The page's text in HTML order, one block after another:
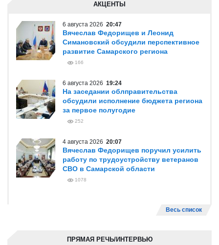
АКЦЕНТЫ
6 августа 2026 20:47
Вячеслав Федорищев и Леонид
Симановский обсудили перспективное
развитие Самарского региона
166
6 августа 2026 19:24
На заседании облправительства
обсудили исполнение бюджета региона
за первое полугодие
252
4 августа 2026 20:07
Вячеслав Федорищев поручил усилить
работу по трудоустройству ветеранов
СВО в Самарской области
1078
Весь список
ПРЯМАЯ РЕЧЬ/ИНТЕРВЬЮ